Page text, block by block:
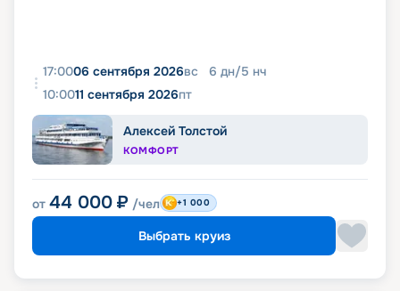
17:0006 сентября 2026вс 6 дн/5 нч
10:0011 сентября 2026пт
Алексей Толстой
КОМФОРТ
от 44 000 ₽ /чел +1 000
Выбрать круиз